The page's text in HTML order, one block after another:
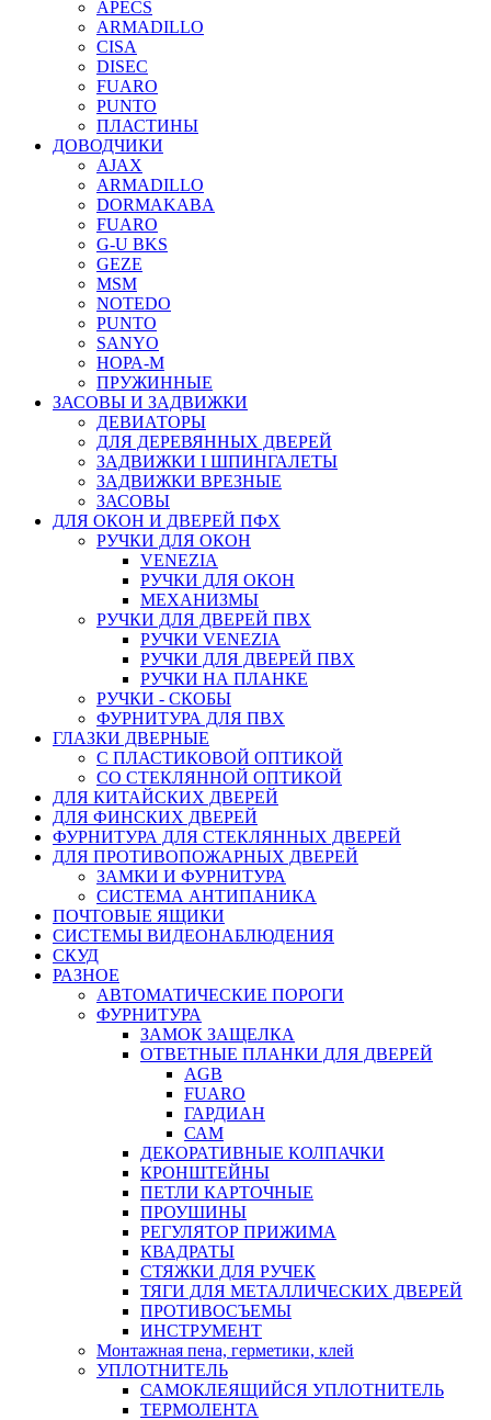
APECS
ARMADILLO
CISA
DISEC
FUARO
PUNTO
ПЛАСТИНЫ
ДОВОДЧИКИ
AJAX
ARMADILLO
DORMAKABA
FUARO
G-U BKS
GEZE
MSM
NOTEDO
PUNTO
SANYO
НОРА-М
ПРУЖИННЫЕ
ЗАСОВЫ И ЗАДВИЖКИ
ДЕВИАТОРЫ
ДЛЯ ДЕРЕВЯННЫХ ДВЕРЕЙ
ЗАДВИЖКИ I ШПИНГАЛЕТЫ
ЗАДВИЖКИ ВРЕЗНЫЕ
ЗАСОВЫ
ДЛЯ ОКОН И ДВЕРЕЙ ПФХ
РУЧКИ ДЛЯ ОКОН
VENEZIA
РУЧКИ ДЛЯ ОКОН
МЕХАНИЗМЫ
РУЧКИ ДЛЯ ДВЕРЕЙ ПВХ
РУЧКИ VENEZIA
РУЧКИ ДЛЯ ДВЕРЕЙ ПВХ
РУЧКИ НА ПЛАНКЕ
РУЧКИ - СКОБЫ
ФУРНИТУРА ДЛЯ ПВХ
ГЛАЗКИ ДВЕРНЫЕ
С ПЛАСТИКОВОЙ ОПТИКОЙ
СО СТЕКЛЯННОЙ ОПТИКОЙ
ДЛЯ КИТАЙСКИХ ДВЕРЕЙ
ДЛЯ ФИНСКИХ ДВЕРЕЙ
ФУРНИТУРА ДЛЯ СТЕКЛЯННЫХ ДВЕРЕЙ
ДЛЯ ПРОТИВОПОЖАРНЫХ ДВЕРЕЙ
ЗАМКИ И ФУРНИТУРА
СИСТЕМА АНТИПАНИКА
ПОЧТОВЫЕ ЯЩИКИ
СИСТЕМЫ ВИДЕОНАБЛЮДЕНИЯ
СКУД
РАЗНОЕ
АВТОМАТИЧЕСКИЕ ПОРОГИ
ФУРНИТУРА
ЗАМОК ЗАЩЕЛКА
ОТВЕТНЫЕ ПЛАНКИ ДЛЯ ДВЕРЕЙ
AGB
FUARO
ГАРДИАН
САМ
ДЕКОРАТИВНЫЕ КОЛПАЧКИ
КРОНШТЕЙНЫ
ПЕТЛИ КАРТОЧНЫЕ
ПРОУШИНЫ
РЕГУЛЯТОР ПРИЖИМА
КВАДРАТЫ
СТЯЖКИ ДЛЯ РУЧЕК
ТЯГИ ДЛЯ МЕТАЛЛИЧЕСКИХ ДВЕРЕЙ
ПРОТИВОСЪЕМЫ
ИНСТРУМЕНТ
Монтажная пена, герметики, клей
УПЛОТНИТЕЛЬ
САМОКЛЕЯЩИЙСЯ УПЛОТНИТЕЛЬ
ТЕРМОЛЕНТА